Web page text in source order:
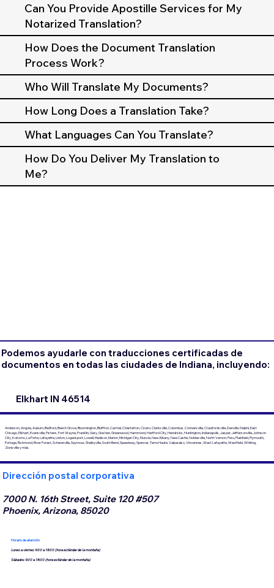
Can You Provide Apostille Services for My
Notarized Translation?
How Does the Document Translation
Process Work?
Who Will Translate My Documents?
How Long Does a Translation Take?
What Languages Can You Translate?
How Do You Deliver My Translation to
Me?
Podemos ayudarle con traducciones certificadas de
documentos en todas las ciudades de Indiana, incluyendo:
Elkhart IN 46514
Anderson, Angola, Auburn, Bedford, Beech Grove, Bloomington, Bluffton, Carmel, Chesterton, Cicero, Clarksville, Columbus, Connersville, Crawfordsville, Danville, Delphi, East
Chicago, Elkhart, Evansville, Fishers, Fort Wayne, Franklin, Gary, Goshen, Greenwood, Hammond, Hartford City, Hendricks, Huntington, Indianapolis, Jasper, Jeffersonville, Johnson
City, Kokomo, La Porte, Lafayette, Linton, Logansport, Lowell, Madison, Marion, Michigan City, Muncie, New Albany, New Castle, Noblesville, North Vernon, Peru, Plainfield, Plymouth,
Portage, Richmond, River Forest, Schererville, Seymour, Shelbyville, South Bend, Speedway, Spencer, Terre Haute, Valparaiso, Vincennes, West Lafayette, Westfield, Whiting,
Zionsville y más.
Dirección postal corporativa
7000 N. 16th Street, Suite 120 #507
Phoenix, Arizona, 85020
Horario de atención
Lunes a viernes 9:00 a 18:00 (hora estándar de la montaña)
Sábados 9:00 a 18:00 (hora estándar de la montaña)